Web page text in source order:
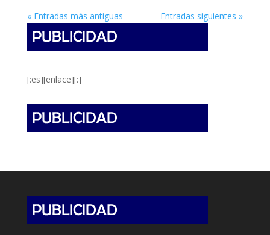
« Entradas más antiguas Entradas siguientes »
[:es][enlace][:]